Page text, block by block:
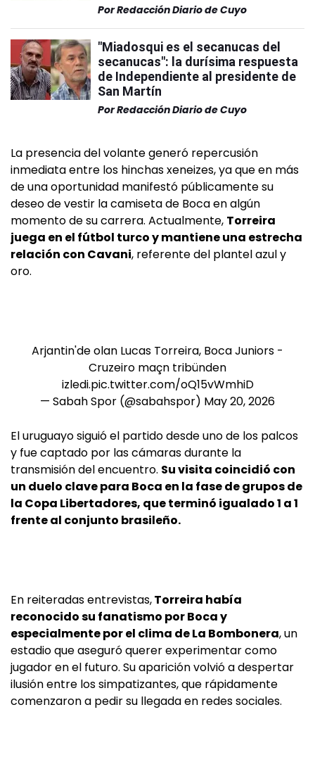
PorRedacción Diario de Cuyo
"Miadosqui es el secanucas del
secanucas": la durísima respuesta
de Independiente al presidente de
San Martín
PorRedacción Diario de Cuyo
La presencia del volante generó repercusión
inmediata entre los hinchas xeneizes, ya que en más
de una oportunidad manifestó públicamente su
deseo de vestir la camiseta de Boca en algún
momento de su carrera. Actualmente, Torreira
juega en el fútbol turco y mantiene una estrecha
relación con Cavani, referente del plantel azul y
oro.
Arjantin'de olan Lucas Torreira, Boca Juniors -
Cruzeiro maçn tribünden
izledi.pic.twitter.com/oQ15vWmhiD
— Sabah Spor (@sabahspor) May 20, 2026
El uruguayo siguió el partido desde uno de los palcos
y fue captado por las cámaras durante la
transmisión del encuentro. Su visita coincidió con
un duelo clave para Boca en la fase de grupos de
la Copa Libertadores, que terminó igualado 1 a 1
frente al conjunto brasileño.
En reiteradas entrevistas,Torreira había
reconocido su fanatismo por Boca y
especialmente por el clima de La Bombonera, un
estadio que aseguró querer experimentar como
jugador en el futuro. Su aparición volvió a despertar
ilusión entre los simpatizantes, que rápidamente
comenzaron a pedir su llegada en redes sociales.